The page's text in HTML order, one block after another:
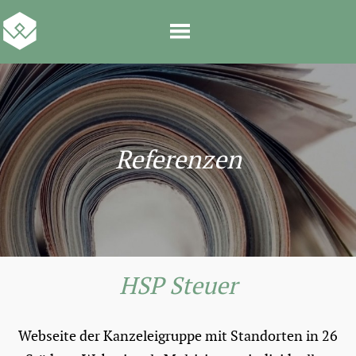
Referenzen
HSP Steuer
Webseite der Kanzeleigruppe mit Standorten in 26